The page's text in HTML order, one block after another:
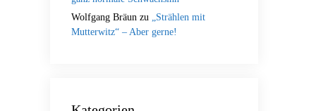
Wolfgang Bräun zu „Strählen mit
Mutterwitz“ – Aber gerne!